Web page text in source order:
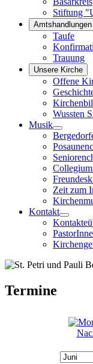
Stiftung
Amtshandlungen
Taufe
Trauung
Unsere Kirche
Offene
Wussten
Musik
Zeit zum
Kontakt
Termine